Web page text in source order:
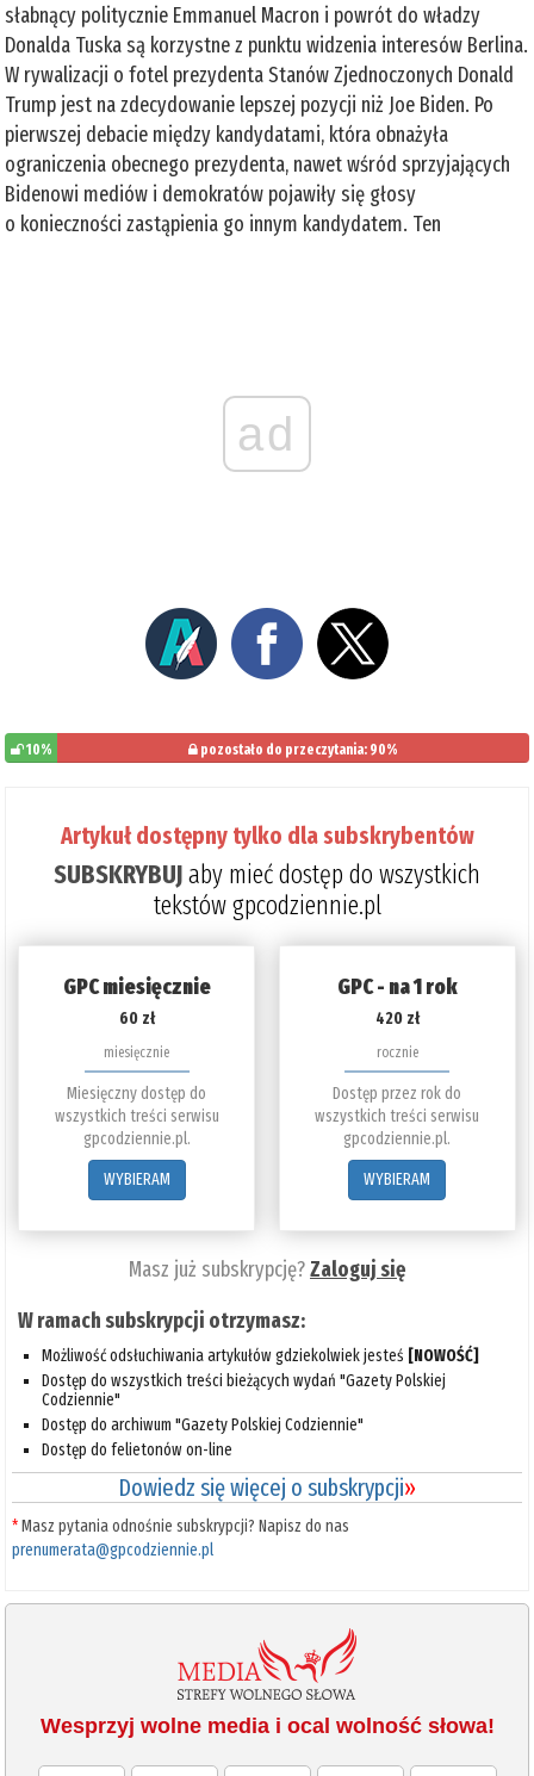
słabnący politycznie Emmanuel Macron i powrót do władzy
Donalda Tuska są korzystne z punktu widzenia interesów Berlina.
W rywalizacji o fotel prezydenta Stanów Zjednoczonych Donald
Trump jest na zdecydowanie lepszej pozycji niż Joe Biden. Po
pierwszej debacie między kandydatami, która obnażyła
ograniczenia obecnego prezydenta, nawet wśród sprzyjających
Bidenowi mediów i demokratów pojawiły się głosy
o konieczności zastąpienia go innym kandydatem. Ten
ad
10% pozostało do przeczytania: 90%
Artykuł dostępny tylko dla subskrybentów
SUBSKRYBUJaby mieć dostęp do wszystkich
tekstów gpcodziennie.pl
GPC miesięcznie
60 zł
miesięcznie
Miesięczny dostęp do
wszystkich treści serwisu
gpcodziennie.pl.
WYBIERAM
GPC - na 1 rok
420 zł
rocznie
Dostęp przez rok do
wszystkich treści serwisu
gpcodziennie.pl.
WYBIERAM
Masz już subskrypcję?Zaloguj się
W ramach subskrypcji otrzymasz:
Możliwość odsłuchiwania artykułów gdziekolwiek jesteś [NOWOŚĆ]
Dostęp do wszystkich treści bieżących wydań "Gazety Polskiej
Codziennie"
Dostęp do archiwum "Gazety Polskiej Codziennie"
Dostęp do felietonów on-line
Dowiedz się więcej o subskrypcji»
*Masz pytania odnośnie subskrypcji? Napisz do nas
prenumerata@gpcodziennie.pl
Wesprzyj wolne media i ocal wolność słowa!